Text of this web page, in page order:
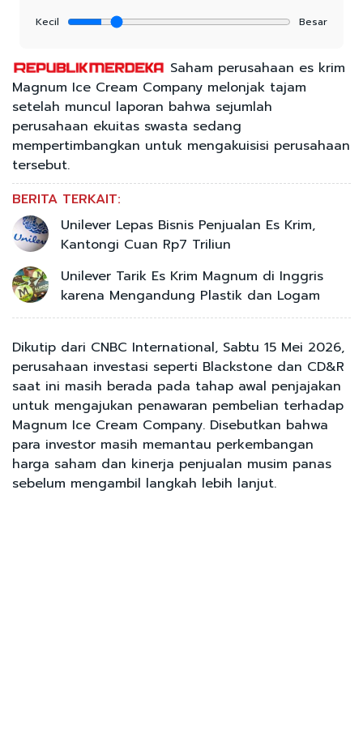
Kecil
Besar
Saham perusahaan es krim
Magnum Ice Cream Company melonjak tajam
setelah muncul laporan bahwa sejumlah
perusahaan ekuitas swasta sedang
mempertimbangkan untuk mengakuisisi perusahaan
tersebut.
BERITA TERKAIT:
Unilever Lepas Bisnis Penjualan Es Krim,
Kantongi Cuan Rp7 Triliun
Unilever Tarik Es Krim Magnum di Inggris
karena Mengandung Plastik dan Logam
Dikutip dari CNBC International, Sabtu 15 Mei 2026,
perusahaan investasi seperti Blackstone dan CD&R
saat ini masih berada pada tahap awal penjajakan
untuk mengajukan penawaran pembelian terhadap
Magnum Ice Cream Company. Disebutkan bahwa
para investor masih memantau perkembangan
harga saham dan kinerja penjualan musim panas
sebelum mengambil langkah lebih lanjut.